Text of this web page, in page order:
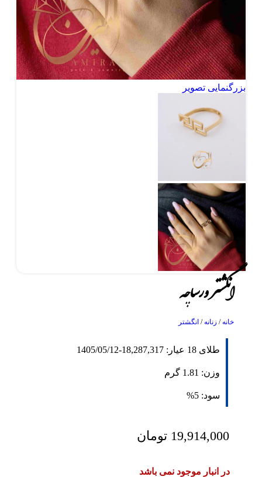
بزرگنمایی تصویر
انگشتر ورساچه
خانه/ زنانه/ انگشتر
طلای 18 عیار: 18,287,317
-
1405/05/12
وزن: 1.81 گرم
سود: 5%
19,914,000 تومان
در انبار موجود نمی باشد